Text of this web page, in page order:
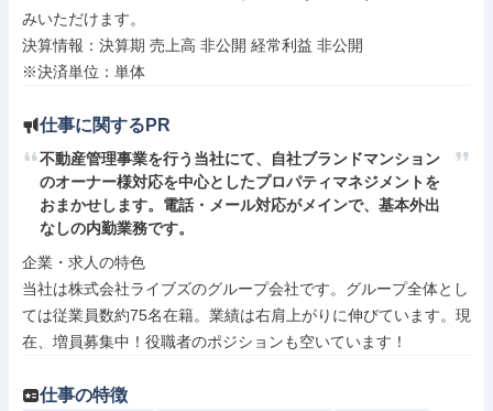
みいただけます。
決算情報：決算期 売上高 非公開 経常利益 非公開
※決済単位：単体
仕事に関するPR
不動産管理事業を行う当社にて、自社ブランドマンション
のオーナー様対応を中心としたプロパティマネジメントを
おまかせします。電話・メール対応がメインで、基本外出
なしの内勤業務です。
企業・求人の特色
当社は株式会社ライブズのグループ会社です。グループ全体とし
ては従業員数約75名在籍。業績は右肩上がりに伸びています。現
在、増員募集中！役職者のポジションも空いています！
仕事の特徴